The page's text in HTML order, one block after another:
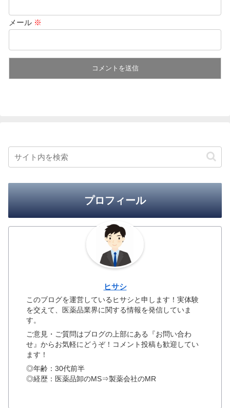
メール ※
プロフィール
ヒサシ
このブログを運営しているヒサシと申します！実体験
を交えて、医薬品業界に関する情報を発信していま
す。
ご意見・ご質問はブログの上部にある『お問い合わ
せ』からお気軽にどうぞ！コメント投稿も歓迎してい
ます！
◎年齢：30代前半
◎経歴：医薬品卸のMS⇒製薬会社のMR